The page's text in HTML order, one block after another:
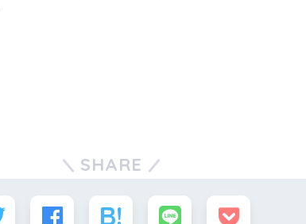
SHARE